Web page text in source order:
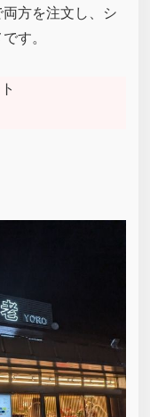
方を注文し、シ
す。